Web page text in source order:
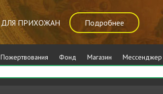
ДЛЯ ПРИХОЖАН Подробнее
Пожертвования Фонд Магазин Мессенджер